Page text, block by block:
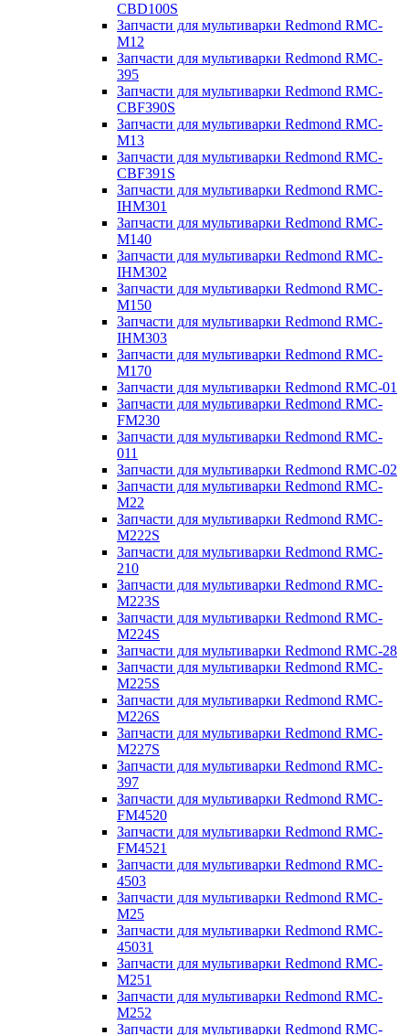
CBD100S
Запчасти для мультиварки Redmond RMC-
M12
Запчасти для мультиварки Redmond RMC-
395
Запчасти для мультиварки Redmond RMC-
CBF390S
Запчасти для мультиварки Redmond RMC-
M13
Запчасти для мультиварки Redmond RMC-
CBF391S
Запчасти для мультиварки Redmond RMC-
IHM301
Запчасти для мультиварки Redmond RMC-
M140
Запчасти для мультиварки Redmond RMC-
IHM302
Запчасти для мультиварки Redmond RMC-
M150
Запчасти для мультиварки Redmond RMC-
IHM303
Запчасти для мультиварки Redmond RMC-
M170
Запчасти для мультиварки Redmond RMC-01
Запчасти для мультиварки Redmond RMC-
FM230
Запчасти для мультиварки Redmond RMC-
011
Запчасти для мультиварки Redmond RMC-02
Запчасти для мультиварки Redmond RMC-
M22
Запчасти для мультиварки Redmond RMC-
M222S
Запчасти для мультиварки Redmond RMC-
210
Запчасти для мультиварки Redmond RMC-
M223S
Запчасти для мультиварки Redmond RMC-
M224S
Запчасти для мультиварки Redmond RMC-28
Запчасти для мультиварки Redmond RMC-
M225S
Запчасти для мультиварки Redmond RMC-
M226S
Запчасти для мультиварки Redmond RMC-
M227S
Запчасти для мультиварки Redmond RMC-
397
Запчасти для мультиварки Redmond RMC-
FM4520
Запчасти для мультиварки Redmond RMC-
FM4521
Запчасти для мультиварки Redmond RMC-
4503
Запчасти для мультиварки Redmond RMC-
M25
Запчасти для мультиварки Redmond RMC-
45031
Запчасти для мультиварки Redmond RMC-
M251
Запчасти для мультиварки Redmond RMC-
M252
Запчасти для мультиварки Redmond RMC-